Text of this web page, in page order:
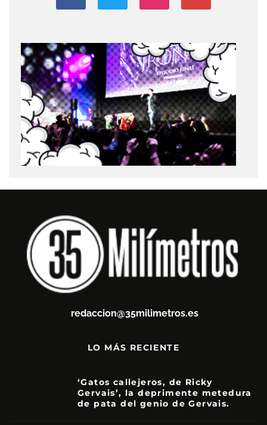
redaccion@35milimetros.es
LO MÁS RECIENTE
‘Gatos callejeros, de Ricky
Gervais’, la deprimente metedura
de pata del genio de Gervais.